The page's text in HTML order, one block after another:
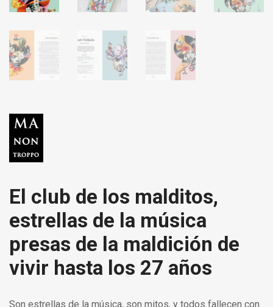
El club de los malditos,
estrellas de la música
presas de la maldición de
vivir hasta los 27 años
Son estrellas de la música, son mitos, y todos fallecen con